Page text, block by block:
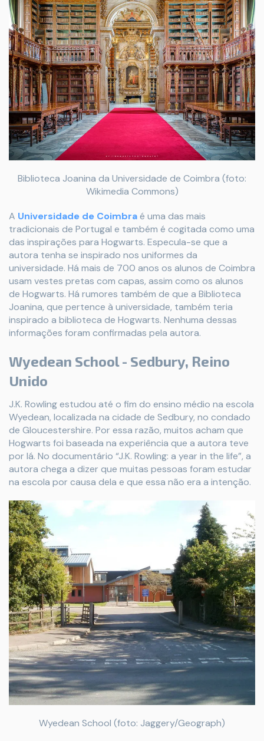
Biblioteca Joanina da Universidade de Coimbra (foto:
Wikimedia Commons)
A Universidade de Coimbraé uma das mais
tradicionais de Portugal e também é cogitada como uma
das inspirações para Hogwarts. Especula-se que a
autora tenha se inspirado nos uniformes da
universidade. Há mais de 700 anos os alunos de Coimbra
usam vestes pretas com capas, assim como os alunos
de Hogwarts. Há rumores também de que a Biblioteca
Joanina, que pertence à universidade, também teria
inspirado a biblioteca de Hogwarts. Nenhuma dessas
informações foram confirmadas pela autora.
Wyedean School - Sedbury, Reino
Unido
J.K. Rowling estudou até o fim do ensino médio na escola
Wyedean, localizada na cidade de Sedbury, no condado
de Gloucestershire. Por essa razão, muitos acham que
Hogwarts foi baseada na experiência que a autora teve
por lá. No documentário “J.K. Rowling: a year in the life”, a
autora chega a dizer que muitas pessoas foram estudar
na escola por causa dela e que essa não era a intenção.
Wyedean School (foto: Jaggery/Geograph)